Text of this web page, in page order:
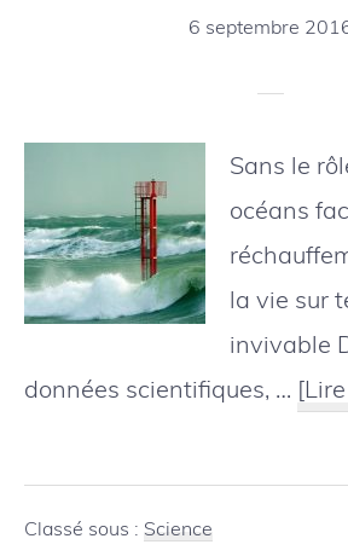
6 septembre
Sans le
océans
la vie sur
invivable
données scientifiques, …
Classé sous : Science